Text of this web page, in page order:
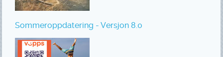
Sommeroppdatering - Versjon 8.0